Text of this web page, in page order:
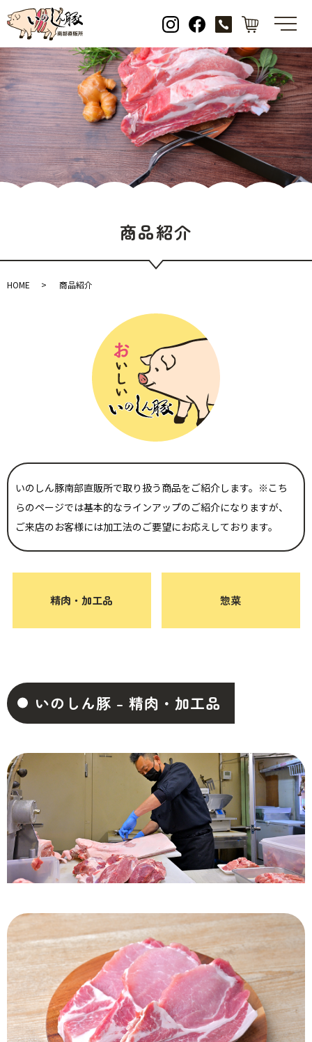
メ
商品紹介
HOME 商品紹介
いのしん豚南部直販所で取り扱う商品をご紹介します。 ※こち
らのページでは基本的なラインアップのご紹介になりますが、
ご来店のお客様には加工法のご要望にお応えしております。
精肉・加工品 惣菜
いのしん豚 – 精肉・加工品